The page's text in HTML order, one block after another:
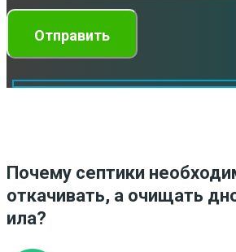
Почему септики
откачивать, а очищать
ила?